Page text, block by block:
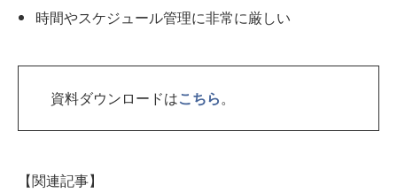
時間やスケジュール管理に非常に厳しい
資料ダウンロードはこちら。
【関連記事】